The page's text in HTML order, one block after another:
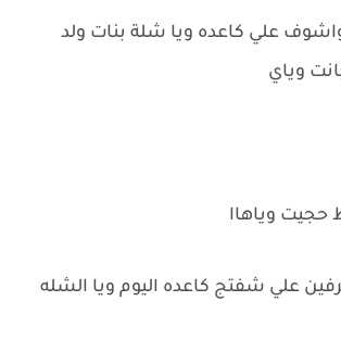
علي كاعده ويا شلة بنات ولد
وياي
حجيت وياهاا
علي شفتج كاعده اليوم ويا الشله